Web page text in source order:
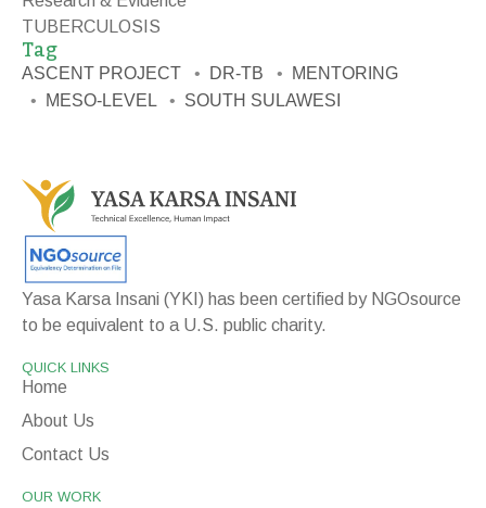
TUBERCULOSIS
Tag
ASCENT PROJECT DR-TB
MENTORING
MESO-LEVEL
SOUTH SULAWESI
Yasa Karsa Insani (YKI) has been certified by NGOsource
to be equivalent to a U.S. public charity.
QUICK LINKS
Home
About Us
Contact Us
OUR WORK